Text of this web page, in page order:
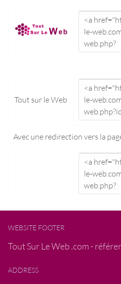
Tout sur le Web
Avec une redirection vers la
WEBSITE FOOTER
Tout Sur Le Web .com -
ADDRESS